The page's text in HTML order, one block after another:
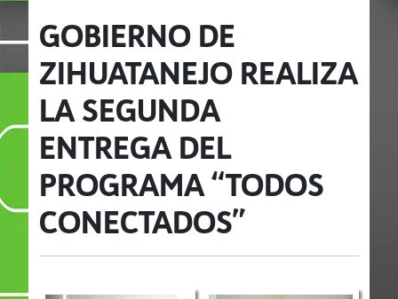
GOBIERNO DE
ZIHUATANEJO REALIZA
LA SEGUNDA
ENTREGA DEL
PROGRAMA “TODOS
CONECTADOS”